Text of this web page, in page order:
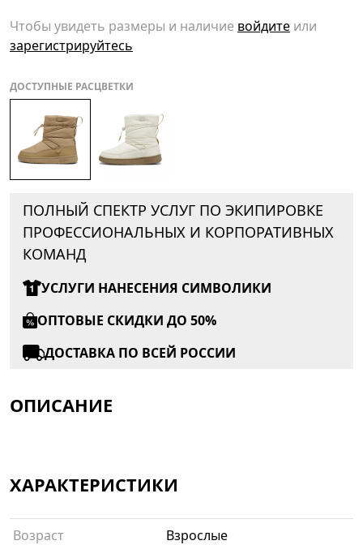
Чтобы увидеть размеры и наличие войдите или
зарегистрируйтесь
ДОСТУПНЫЕ РАСЦВЕТКИ
ПОЛНЫЙ СПЕКТР УСЛУГ ПО ЭКИПИРОВКЕ
ПРОФЕССИОНАЛЬНЫХ И КОРПОРАТИВНЫХ
КОМАНД
УСЛУГИ НАНЕСЕНИЯ СИМВОЛИКИ
ОПТОВЫЕ СКИДКИ ДО 50%
ДОСТАВКА ПО ВСЕЙ РОССИИ
ОПИСАНИЕ
ХАРАКТЕРИСТИКИ
Возраст
Взрослые